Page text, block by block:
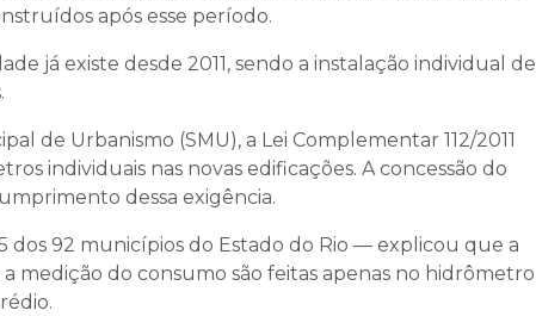
após esse período.
já existe desde 2011, sendo a instalação individual de
de Urbanismo (SMU), a Lei Complementar 112/2011
individuais nas novas edificações. A concessão do
dessa exigência.
dos 92 municípios do Estado do Rio — explicou que a
medição do consumo são feitas apenas no hidrômetro